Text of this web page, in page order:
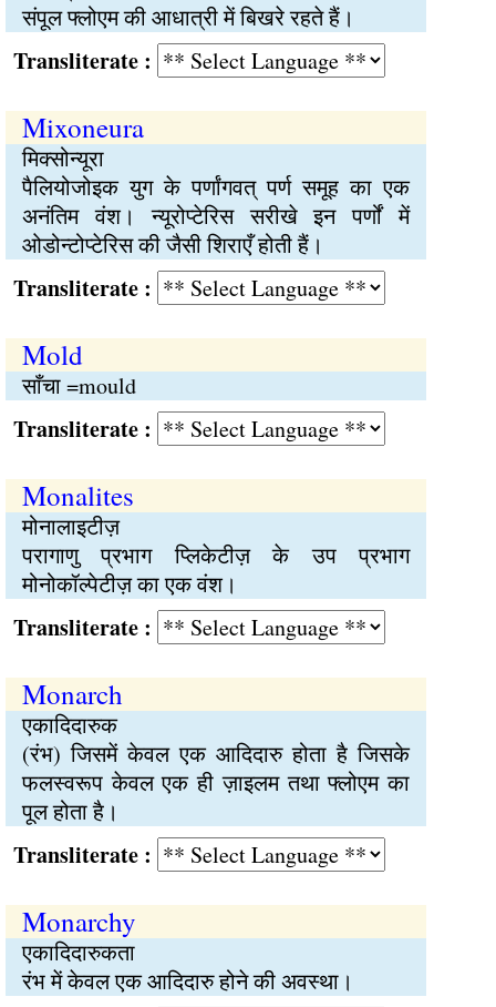
संपूल फ्लोएम की आधात्री में बिखरे रहते हैं।
:
Mixoneura
मिक्सोन्यूरा
पैलियोजोइक युग के पर्णांगवत् पर्ण समूह का एक
अनंतिम वंश। न्यूरोप्टेरिस सरीखे इन पर्णों में
ओडोन्टोप्टेरिस की जैसी शिराएँ होती हैं।
:
Mold
साँचा =mould
:
Monalites
मोनालाइटीज़
परागाणु प्रभाग प्लिकेटीज़ के उप प्रभाग
मोनोकॉल्पेटीज़ का एक वंश।
:
Monarch
एकादिदारुक
(रंभ) जिसमें केवल एक आदिदारु होता है जिसके
फलस्वरूप केवल एक ही ज़ाइलम तथा फ्लोएम का
पूल होता है।
:
Monarchy
एकादिदारुकता
रंभ में केवल एक आदिदारु होने की अवस्था।